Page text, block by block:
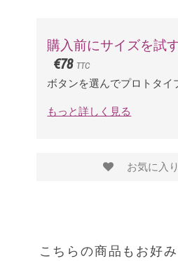
購入前にサイズを試
€78 TTC
ボタンを選んでプロトタイ
もっと詳しく見る
お気に入
こちらの商品もお好